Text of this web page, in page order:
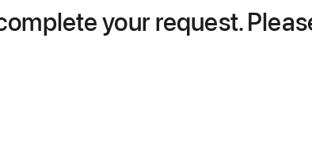
your request.